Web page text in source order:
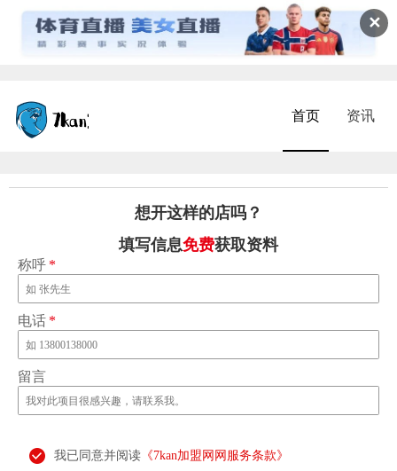
✕
首页 资讯
想开这样的店吗？
填写信息免费获取资料
称呼 *
电话 *
留言
我已同意并阅读 《7kan加盟网网服务条款》